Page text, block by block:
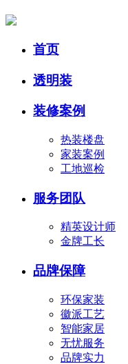
首页
透明装
装修案例
热装楼盘
家装案例
工地巡检
服务团队
精英设计师
金牌工长
品牌保障
环保家装
徽派工艺
智能家居
无忧服务
品牌实力